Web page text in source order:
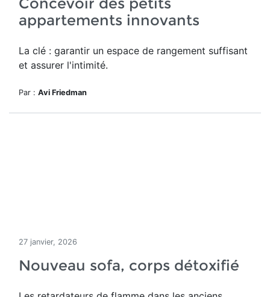
appartements innovants
La clé : garantir un espace de rangement suffisant
et assurer l'intimité.
Par : Avi Friedman
27 janvier, 2026
Nouveau sofa, corps détoxifié